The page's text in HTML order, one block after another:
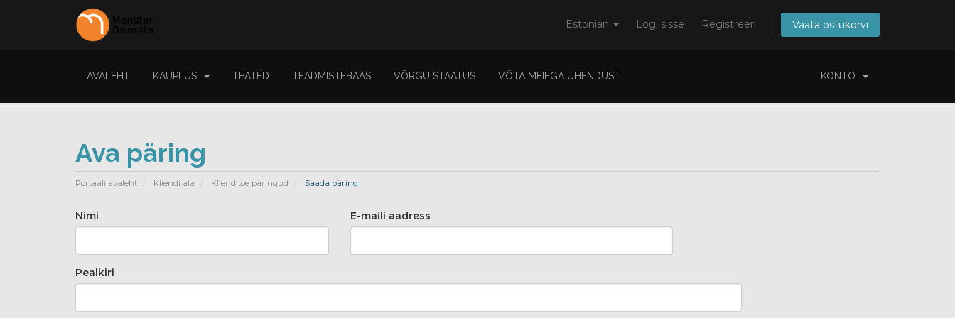
Estonian Logi sisse Registreeri Vaata ostukorvi
AVALEHT KAUPLUS TEATED TEADMISTEBAAS VÕRGU STAATUS VÕTA MEIEGA ÜHENDUST KONTO
Ava päring
Portaali avaleht Kliendi ala Klienditoe päringud Saada päring
Nimi E-maili aadress
Pealkiri